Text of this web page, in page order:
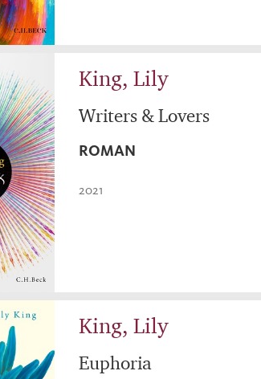
King, Lily
Writers & Lovers
ROMAN
2021
King, Lily
Euphoria